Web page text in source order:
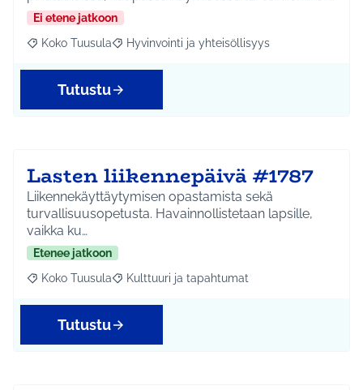
Ei etene jatkoon
Rajaa tulokset aihepiirin mukaan: Koko Tuusula
Koko Tuusula Rajaa tulokset teeman mukaan: Hyvinvointi ja
Hyvinvointi ja yhteisöllisyys
Tutustu
Lasten liikennepäivä #1787
Liikennekäyttäytymisen opastamista sekä
turvallisuusopetusta. Havainnollistetaan lapsille,
vaikka ku…
Etenee jatkoon
Rajaa tulokset aihepiirin mukaan: Koko Tuusula
Koko Tuusula Rajaa tulokset teeman mukaan: Kulttuuri ja
Kulttuuri ja tapahtumat
Tutustu